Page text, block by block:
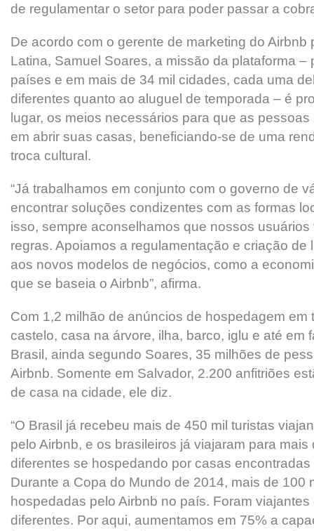
de regulamentar o setor para poder passar a
De acordo com o gerente de marketing do Airbnb
Latina, Samuel Soares, a missão da plataforma –
países e em mais de 34 mil cidades, cada uma
diferentes quanto ao aluguel de temporada – é
lugar, os meios necessários para que as
em abrir suas casas, beneficiando-se de uma
troca cultural.
“Já trabalhamos em conjunto com o governo de
encontrar soluções condizentes com as formas
isso, sempre aconselhamos que nossos
regras. Apoiamos a regulamentação e criação de
aos novos modelos de negócios, como a
que se baseia o Airbnb”, afirma.
Com 1,2 milhão de anúncios de hospedagem em
castelo, casa na árvore, ilha, barco, iglu e até em
Brasil, ainda segundo Soares, 35 milhões de
Airbnb. Somente em Salvador, 2.200 anfitriões
de casa na cidade, ele diz.
“O Brasil já recebeu mais de 450 mil turistas
pelo Airbnb, e os brasileiros já viajaram para
diferentes se hospedando por casas
Durante a Copa do Mundo de 2014, mais de 100
hospedadas pelo Airbnb no país. Foram
diferentes. Por aqui, aumentamos em 75% a